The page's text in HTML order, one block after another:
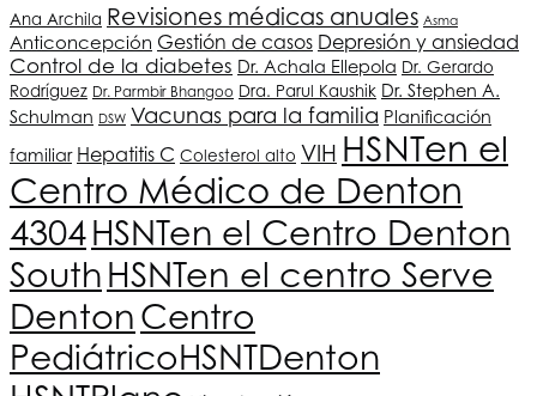
Ana Archila Revisiones médicas anuales Asma
Anticoncepción Gestión de casos Depresión y ansiedad
Control de la diabetes Dr. Achala Ellepola Dr. Gerardo
Rodríguez Dr. Parmbir Bhangoo Dra. Parul Kaushik Dr. Stephen A.
Schulman DSW Vacunas para la familia Planificación
familiar Hepatitis C Colesterol alto VIH HSNTen el
Centro Médico de Denton
4304HSNTen el Centro Denton
South HSNTen el centro Serve
Denton Centro
PediátricoHSNTDenton